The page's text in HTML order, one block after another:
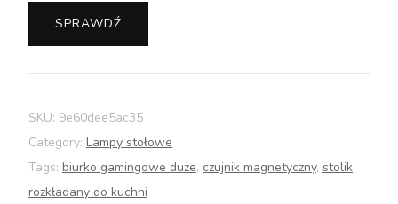
SPRAWDŹ
SKU: 9e60dee5ac35
Category: Lampy stołowe
Tags: biurko gamingowe duże, czujnik magnetyczny, stolik
rozkładany do kuchni